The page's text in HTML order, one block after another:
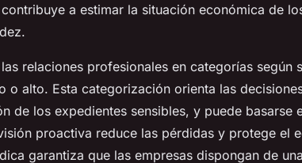
a estimar la situación económica de
relaciones profesionales en categorías según
o alto. Esta categorización orienta las
de los expedientes sensibles, y puede basarse
proactiva reduce las pérdidas y protege el
garantiza que las empresas dispongan de